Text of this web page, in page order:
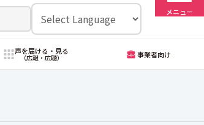
メニュー
声を届ける・見る
（広報・広聴） 事業者向け